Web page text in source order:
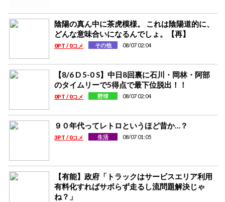
陰陽の真ん中に茶虎模様。 これは陰陽道的に、
どんな意味合いになるんでしょ。【再】
0PT / 0コメ その他 08/07 02:04
【8/6 D 5-0 S】中日8回裏に石川・岡林・阿部
のタイムリーで5得点で最下位脱出！！
0PT / 0コメ 野球 08/07 02:04
９０年代ってレトロというほど昔か…？
3PT / 0コメ 生活 08/07 01:05
【有能】政府「トラックはサービスエリア利用
有料化すればサボらず走るし流問題解決じゃ
ね？」